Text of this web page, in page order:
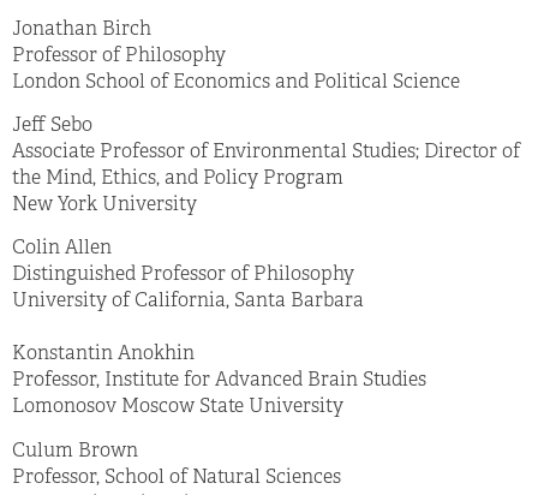
Jonathan Birch
Professor of Philosophy
London School of Economics and Political Science
Jeff Sebo
Associate Professor of Environmental Studies; Director of
the Mind, Ethics, and Policy Program
New York University
Colin Allen
Distinguished Professor of Philosophy
University of California, Santa Barbara
Konstantin Anokhin
Professor, Institute for Advanced Brain Studies
Lomonosov Moscow State University
Culum Brown
Professor, School of Natural Sciences